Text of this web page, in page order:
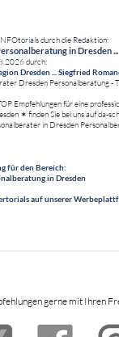
durch die Redaktion:
in Dresden ...
durch:
Dresden ... Siegfried
Dresden Personalberatung -
Empfehlungen für eine
✶ finden Sie bei uns auf da-
in Dresden
für den Bereich:
in Dresden
auf unserer
gerne mit Ihren